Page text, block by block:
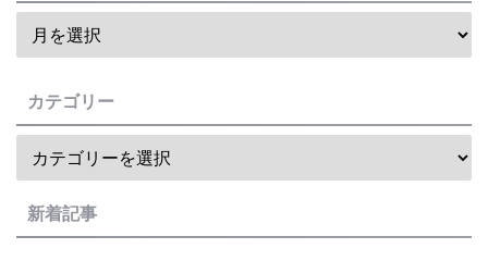
カテゴリー
新着記事